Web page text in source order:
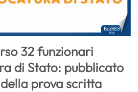
32 funzionari
di Stato: pubblicato
prova scritta